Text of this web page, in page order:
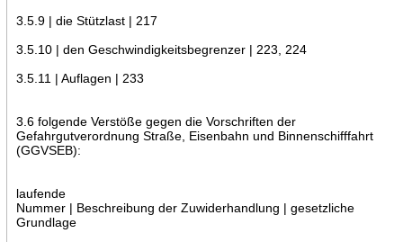
3.5.9 | die Stützlast | 217
3.5.10 | den Geschwindigkeitsbegrenzer | 223, 224
3.5.11 | Auflagen | 233
3.6 folgende Verstöße gegen die Vorschriften der
Gefahrgutverordnung Straße, Eisenbahn und Binnenschifffahrt
(GGVSEB):
laufende
Nummer | Beschreibung der Zuwiderhandlung | gesetzliche
Grundlage